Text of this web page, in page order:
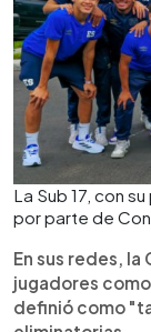
La Sub 17, con
por parte de
En sus redes,
jugadores
definió como